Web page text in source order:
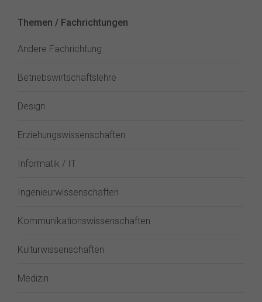
Themen / Fachrichtungen
Andere Fachrichtung
Betriebswirtschaftslehre
Design
Erziehungswissenschaften
Informatik / IT
Ingenieurwissenschaften
Kommunikationswissenschaften
Kulturwissenschaften
Medizin